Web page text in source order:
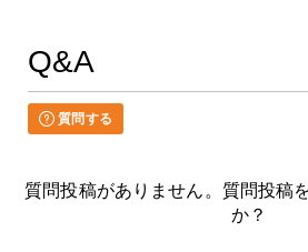
Q&A
質問する
質問投稿がありません。質問投稿
か？